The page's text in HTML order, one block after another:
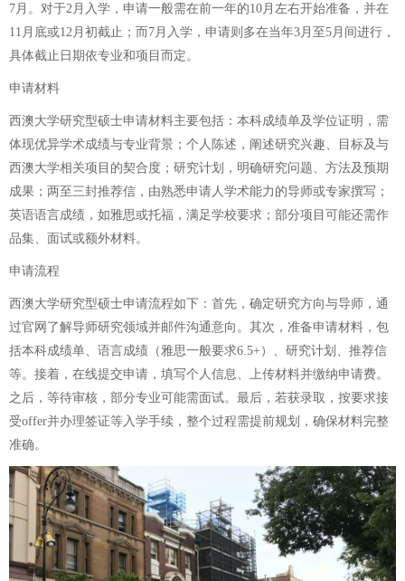
7月。对于2月入学，申请一般需在前一年的10月左右开始准备，并在
11月底或12月初截止；而7月入学，申请则多在当年3月至5月间进行，
具体截止日期依专业和项目而定。
申请材料
西澳大学研究型硕士申请材料主要包括：本科成绩单及学位证明，需
体现优异学术成绩与专业背景；个人陈述，阐述研究兴趣、目标及与
西澳大学相关项目的契合度；研究计划，明确研究问题、方法及预期
成果；两至三封推荐信，由熟悉申请人学术能力的导师或专家撰写；
英语语言成绩，如雅思或托福，满足学校要求；部分项目可能还需作
品集、面试或额外材料。
申请流程
西澳大学研究型硕士申请流程如下：首先，确定研究方向与导师，通
过官网了解导师研究领域并邮件沟通意向。其次，准备申请材料，包
括本科成绩单、语言成绩（雅思一般要求6.5+）、研究计划、推荐信
等。接着，在线提交申请，填写个人信息、上传材料并缴纳申请费。
之后，等待审核，部分专业可能需面试。最后，若获录取，按要求接
受offer并办理签证等入学手续，整个过程需提前规划，确保材料完整
准确。